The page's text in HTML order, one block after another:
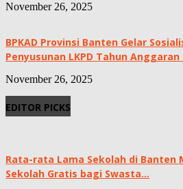
November 26, 2025
BPKAD Provinsi Banten Gelar
Penyusunan LKPD Tahun Anggaran
November 26, 2025
EDITOR PICKS
Rata-rata Lama Sekolah di Banten
Sekolah Gratis bagi Swasta...